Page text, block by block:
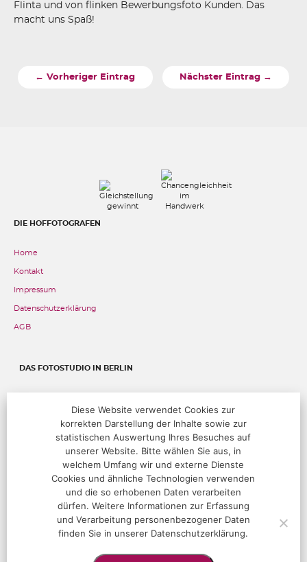
Flinta und von flinken Bewerbungsfoto Kunden. Das
macht uns Spaß!
← Vorheriger Eintrag Nächster Eintrag →
DIE HOFFOTOGRAFEN
Home
Kontakt
Impressum
Datenschutzerklärung
AGB
DAS FOTOSTUDIO IN BERLIN
+49 (0)30 283 05 68 00
studio@hoffotografen.de
ÖFFNUNGSZEITEN
Termine nur nach Vereinbarung
Diese Website verwendet Cookies zur
korrekten Darstellung der Inhalte sowie zur
statistischen Auswertung Ihres Besuches auf
unserer Website. Bitte wählen Sie aus, in
welchem Umfang wir und externe Dienste
Cookies und ähnliche Technologien verwenden
und die so erhobenen Daten verarbeiten
dürfen. Weitere Informationen zur Erfassung
und Verarbeitung personenbezogener Daten
finden Sie in unserer Datenschutzerklärung.